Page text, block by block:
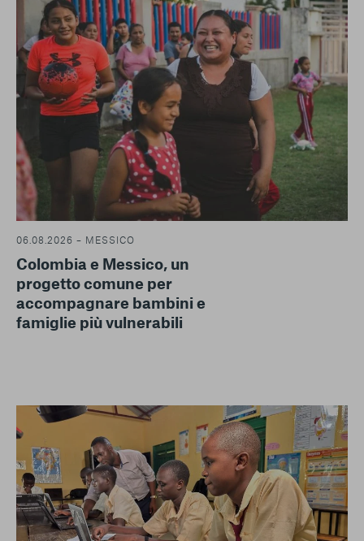
06.08.2026 – MESSICO
Colombia e Messico, un
progetto comune per
accompagnare bambini e
famiglie più vulnerabili